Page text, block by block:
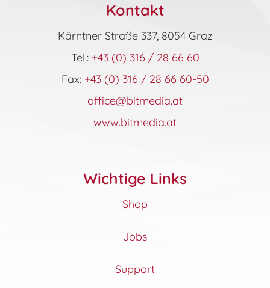
Kontakt
Kärntner Straße 337, 8054 Graz
Tel.: +43 (0) 316 / 28 66 60
Fax: +43 (0) 316 / 28 66 60-50
office@bitmedia.at
www.bitmedia.at
Wichtige Links
Shop
Jobs
Support